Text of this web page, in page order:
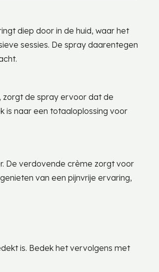
diep door in de huid, waar het
sessies. De spray daarentegen
zorgt de spray ervoor dat de
is naar een totaaloplossing voor
De verdovende crème zorgt voor
van een pijnvrije ervaring,
is. Bedek het vervolgens met